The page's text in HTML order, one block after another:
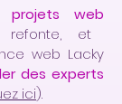
projets web
refonte, et
web Lacky
des experts
ici).